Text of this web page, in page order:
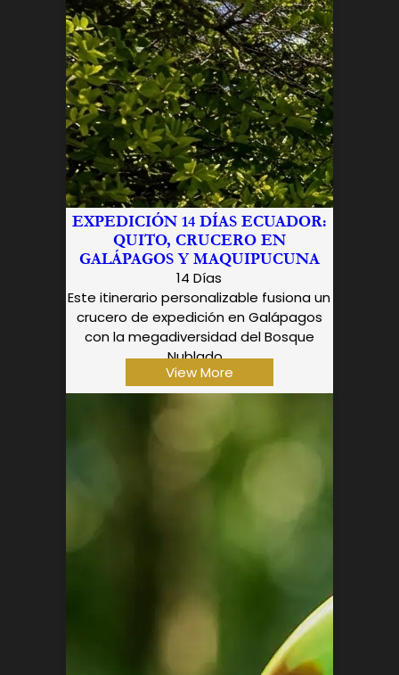
EXPEDICIÓN 14 DÍAS ECUADOR:
QUITO, CRUCERO EN
GALÁPAGOS Y MAQUIPUCUNA
14 Días
Este itinerario personalizable fusiona un
crucero de expedición en Galápagos
con la megadiversidad del Bosque
Nublado...
View More